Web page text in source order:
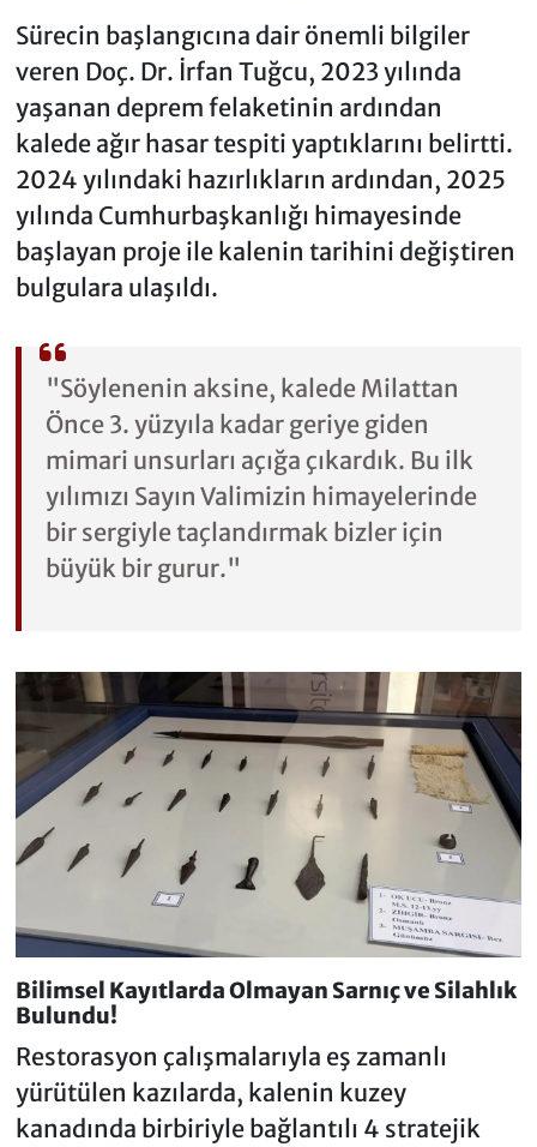
Sürecin başlangıcına dair önemli bilgiler
veren Doç. Dr. İrfan Tuğcu, 2023 yılında
yaşanan deprem felaketinin ardından
kalede ağır hasar tespiti yaptıklarını belirtti.
2024 yılındaki hazırlıkların ardından, 2025
yılında Cumhurbaşkanlığı himayesinde
başlayan proje ile kalenin tarihini değiştiren
bulgulara ulaşıldı.
"Söylenenin aksine, kalede Milattan
Önce 3. yüzyıla kadar geriye giden
mimari unsurları açığa çıkardık. Bu ilk
yılımızı Sayın Valimizin himayelerinde
bir sergiyle taçlandırmak bizler için
büyük bir gurur."
Bilimsel Kayıtlarda Olmayan Sarnıç ve Silahlık
Bulundu!
Restorasyon çalışmalarıyla eş zamanlı
yürütülen kazılarda, kalenin kuzey
kanadında birbiriyle bağlantılı 4 stratejik